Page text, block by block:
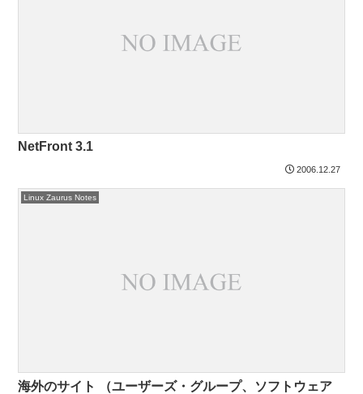
NetFront 3.1
2006.12.27
Linux Zaurus Notes
海外のサイト （ユーザーズ・グループ、ソフトウェア